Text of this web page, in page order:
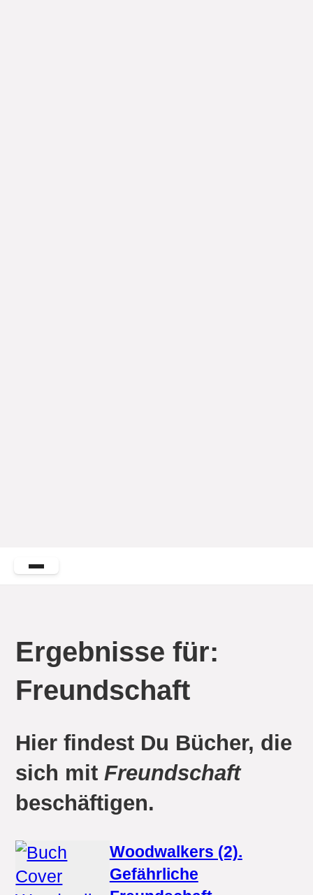
Ergebnisse für:
Freundschaft
Hier findest Du Bücher, die
sich mitFreundschaft
beschäftigen.
Woodwalkers (2).
Gefährliche